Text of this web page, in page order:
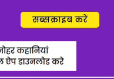
सब्सक्राइब करें